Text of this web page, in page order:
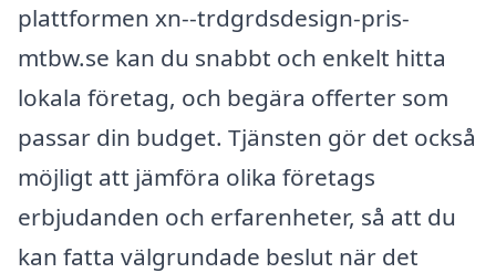
plattformen xn--trdgrdsdesign-pris-
mtbw.se kan du snabbt och enkelt hitta
lokala företag, och begära offerter som
passar din budget. Tjänsten gör det också
möjligt att jämföra olika företags
erbjudanden och erfarenheter, så att du
kan fatta välgrundade beslut när det